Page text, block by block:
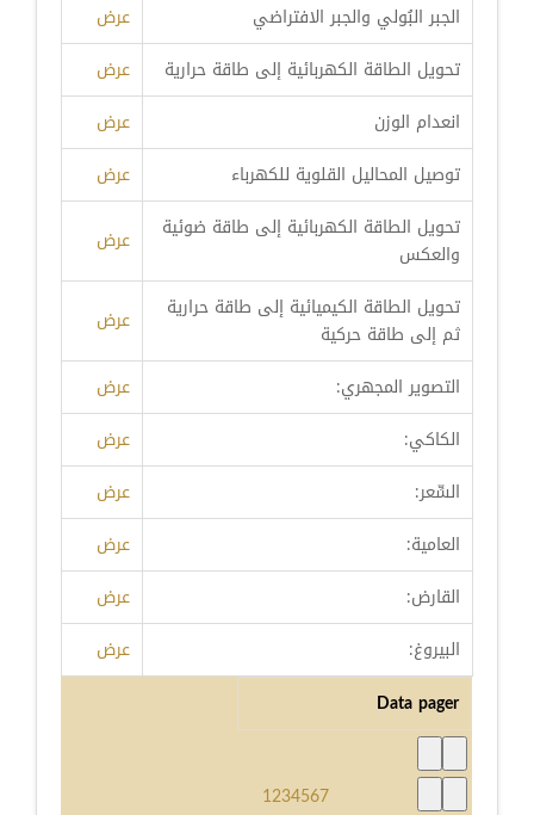
Data pager
1234567
الجبر البُولي والجبر الافتراضي
عرض
تحويل الطاقة الكهربائية إلى طاقة حرارية
عرض
انعدام الوزن
عرض
توصيل المحاليل القلوية للكهرباء
عرض
تحويل الطاقة الكهربائية إلى طاقة ضوئية
والعكس
عرض
تحويل الطاقة الكيميائية إلى طاقة حرارية
ثم إلى طاقة حركية
عرض
التصوير المجهري:
عرض
الكاكي:
عرض
السِّعر:
عرض
العامية:
عرض
القارض:
عرض
البيروغ:
عرض